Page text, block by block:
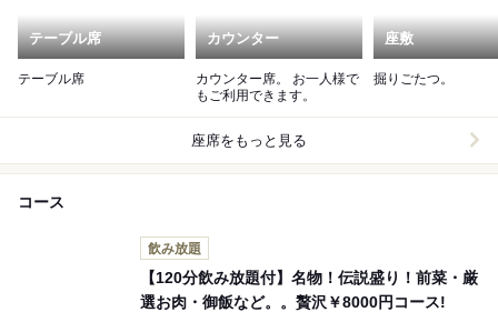
テーブル席
テーブル席
カウンター
カウンター席。 お一人様で
もご利用できます。
座敷
掘りごたつ。
座席をもっと見る
コース
飲み放題
【120分飲み放題付】名物！伝説盛り！前菜・厳
選お肉・御飯など。。贅沢￥8000円コース!